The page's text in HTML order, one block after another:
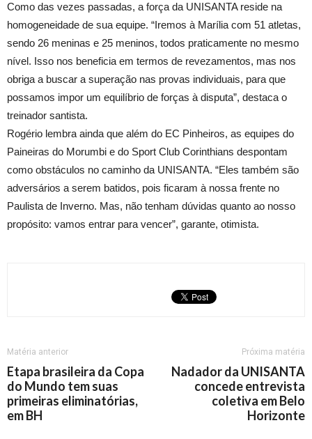
Como das vezes passadas, a força da UNISANTA reside na
homogeneidade de sua equipe. “Iremos à Marília com 51 atletas,
sendo 26 meninas e 25 meninos, todos praticamente no mesmo
nível. Isso nos beneficia em termos de revezamentos, mas nos
obriga a buscar a superação nas provas individuais, para que
possamos impor um equilíbrio de forças à disputa”, destaca o
treinador santista.
Rogério lembra ainda que além do EC Pinheiros, as equipes do
Paineiras do Morumbi e do Sport Club Corinthians despontam
como obstáculos no caminho da UNISANTA. “Eles também são
adversários a serem batidos, pois ficaram à nossa frente no
Paulista de Inverno. Mas, não tenham dúvidas quanto ao nosso
propósito: vamos entrar para vencer”, garante, otimista.
Matéria anterior
Etapa brasileira da Copa
do Mundo tem suas
primeiras eliminatórias,
em BH
Próxima matéria
Nadador da UNISANTA
concede entrevista
coletiva em Belo
Horizonte